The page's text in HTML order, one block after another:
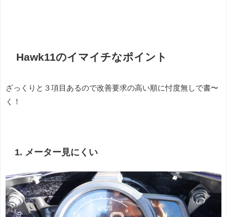
Hawk11のイマイチなポイント
ざっくりと３項目あるので改善要求の高い順に忖度無しで書〜
く！
1. メーター見にくい